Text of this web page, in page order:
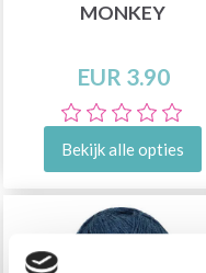
MONKEY
EUR 3.90
Bekijk alle opties